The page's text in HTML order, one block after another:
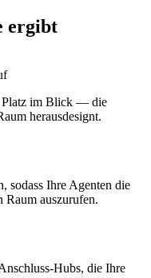
ergibt
Platz im Blick — die
herausdesignt.
sodass Ihre Agenten die
Raum auszurufen.
Hubs, die Ihre